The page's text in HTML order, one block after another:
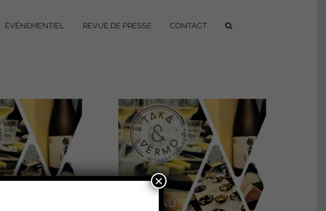
ÉVÉNEMENTIEL REVUE DE PRESSE CONTACT
×